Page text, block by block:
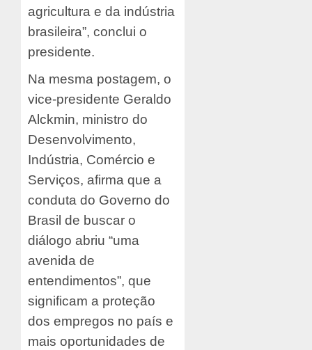
agricultura e da indústria
brasileira”, conclui o
presidente.
Na mesma postagem, o
vice-presidente Geraldo
Alckmin, ministro do
Desenvolvimento,
Indústria, Comércio e
Serviços, afirma que a
conduta do Governo do
Brasil de buscar o
diálogo abriu “uma
avenida de
entendimentos”, que
significam a proteção
dos empregos no país e
mais oportunidades de